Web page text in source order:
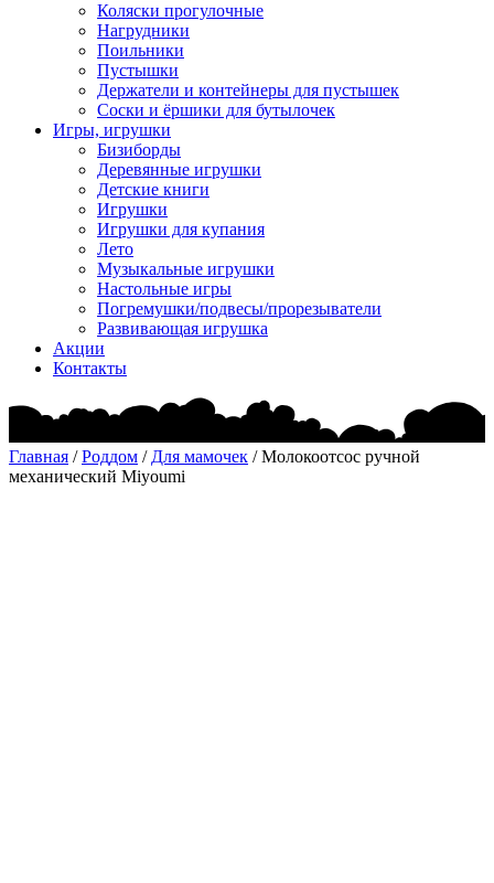
Коляски прогулочные
Нагрудники
Поильники
Пустышки
Держатели и контейнеры для пустышек
Соски и ёршики для бутылочек
Игры, игрушки
Бизиборды
Деревянные игрушки
Детские книги
Игрушки
Игрушки для купания
Лето
Музыкальные игрушки
Настольные игры
Погремушки/подвесы/прорезыватели
Развивающая игрушка
Акции
Контакты
Главная /Роддом / Для мамочек / Молокоотсос ручной
механический Miyoumi